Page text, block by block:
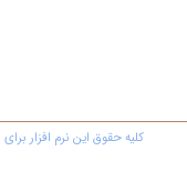
کليه حقوق اين نرم افزار برای